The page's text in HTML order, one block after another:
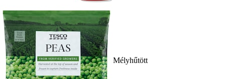
Mélyhűtött